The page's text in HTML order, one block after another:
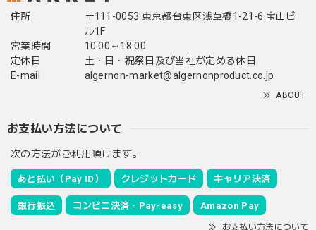
住所
〒111-0053 東京都台東区浅草橋1-21-6 宝山ビ
ル1F
営業時間
10:00～18:00
定休日
土・日・祝祭日及び当社が定める休日
E-mail
algernon-market@algernonproduct.co.jp
ABOUT
お支払い方法について
次の方法がご利用頂けます。
あと払い（Pay ID） クレジットカード キャリア決済
銀行振込 コンビニ決済・Pay-easy Amazon Pay
お支払い方法について